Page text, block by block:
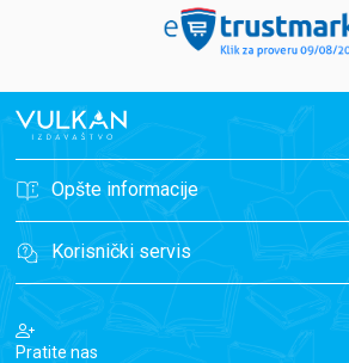
Opšte informacije
Korisnički servis
Pratite nas